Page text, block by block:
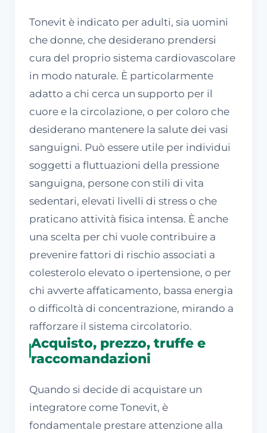
Tonevit è indicato per adulti, sia uomini
che donne, che desiderano prendersi
cura del proprio sistema cardiovascolare
in modo naturale. È particolarmente
adatto a chi cerca un supporto per il
cuore e la circolazione, o per coloro che
desiderano mantenere la salute dei vasi
sanguigni. Può essere utile per individui
soggetti a fluttuazioni della pressione
sanguigna, persone con stili di vita
sedentari, elevati livelli di stress o che
praticano attività fisica intensa. È anche
una scelta per chi vuole contribuire a
prevenire fattori di rischio associati a
colesterolo elevato o ipertensione, o per
chi avverte affaticamento, bassa energia
o difficoltà di concentrazione, mirando a
rafforzare il sistema circolatorio.
Acquisto, prezzo, truffe e
raccomandazioni
Quando si decide di acquistare un
integratore come Tonevit, è
fondamentale prestare attenzione alla